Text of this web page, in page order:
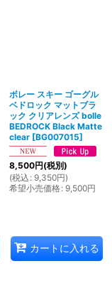
ボレー スキー ゴーグル
ベドロック マットブラ
ック クリアレンズ bolle
BEDROCK Black Matte
clear [BG007015]
8,500円(税別)
(税込 : 9,350円)
希望小売価格: 9,500円
カートに入れる